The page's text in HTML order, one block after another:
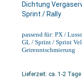
Dichtung
Sprint / Rally
passend für: PX /
GL / Sprint / Sprint
Getrenntschmierung
Lieferzeit: ca. 1-2 Tage